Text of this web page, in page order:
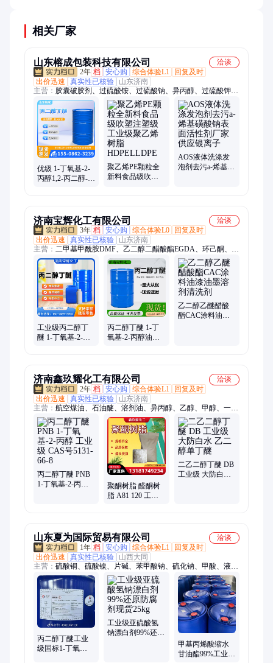
相关厂家
山东榕成包装科技有限公司
洽谈
2年 档 安心购 综合体验L1
回复及时
出价迅速
真实性已核验
山东济南
主营： 胶囊破胶剂、过硫酸铵、过硫酸钠、异丙醇、过硫酸钾、
淀粉、乙二醇、乙酸钠、苯乙烯、石油化工、助剂原料
优级 1-丁氧基-2-
丙醇1,2-丙二醇-1-
聚乙烯PE颗粒全
新料食品级吹塑
AOS液体洗涤发
泡剂去污a-烯基磺
济南宝辉化工有限公司
洽谈
3年 档 安心购 综合体验L0
回复及时
出价迅速
真实性已核验
山东济南
主营： 二甲基甲酰胺DMF、乙二醇二醋酸酯EGDA、环己酮、异
丙醇、丙二醇甲醚醋酸酯PMA、二价酸酯DBE、醋酸乙酯、
EPMA、正丁醇、丙二醇甲醚PM、聚甲氧基二甲醚DMM、二甲
苯、乙二醇、甲醇、乙二醇丁醚、二甲基二硫醚、丙二醇、乙二
醇乙醚醋酸酯、二辛酯、苯酚
工业级丙二醇丁
醚 1-丁氧基-2-丙
丙二醇丁醚 1-丁
氧基-2-丙醇油墨
乙二醇乙醚醋酸
酯CAC涂料油漆
济南鑫玖耀化工有限公司
洽谈
2年 档 安心购 综合体验L1
回复及时
出价迅速
真实性已核验
山东济南
主营： 航空煤油、石油醚、溶剂油、异丙醇、乙醇、甲醇、一乙
醇胺、三乙醇胺、二氯甲烷、环己酮、四氢呋喃、丙二醇甲醚、
丙二醇乙醚、丙二醇丁醚、环己烷、冰醋酸、甲基吡咯烷酮、二
甲基乙醇胺、二价酸酯、四氯乙烯、乙酸乙酯、二乙二醇丁醚、
己二酸二辛酯、二甲基甲酰胺、甲基叔丁基醚
丙二醇丁醚 PNB
1-丁氧基-2-丙醇
聚酮树脂 醛酮树
脂 A81 120 工业
二乙二醇丁醚 DB
工业级 大防白水
山东夏为国际贸易有限公司
洽谈
1年 档 安心购 综合体验L1
回复及时
出价迅速
真实性已核验
山西大同
主营： 硫酸铜、硫酸镍、片碱、苯甲酸钠、硫化钠、甲酸、液
碱、铭酸酐、保险粉、丁二醇、亚硫酸氢钠、硼酸、苯酚、乙二
醇
丙二醇丁醚工业
级国标1-丁氧
工业级亚硫酸氢
钠漂白剂99%还原
甲基丙烯酸缩水
甘油酯99%工业级